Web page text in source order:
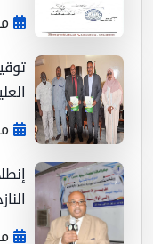
منذ
توقيع
العليا...
منذ
إنطلاق
النازحين...
منذ